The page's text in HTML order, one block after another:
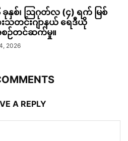
ခုနှစ်၊ ဩဂုတ်လ (၄) ရက် မြစ်
းသတင်းဂျာနယ် ရေဒီယို
ဉ်တင်ဆက်မှု။
2026
A REPLY